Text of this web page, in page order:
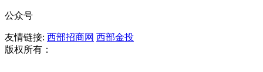
公众号
友情链接: 西部招商网 西部金投
版权所有：